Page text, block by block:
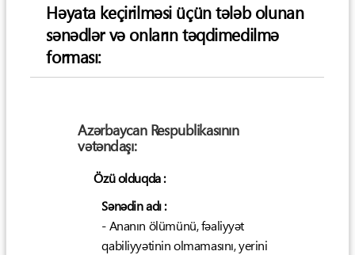
Həyata keçirilməsi üçün tələb olunan
sənədlər və onların təqdimedilmə
forması:
Azərbaycan Respublikasının
vətəndaşı:
Özü olduqda :
Sənədin adı :
- Ananın ölümünü, fəaliyyət
qabiliyyətinin olmamasını, yerini